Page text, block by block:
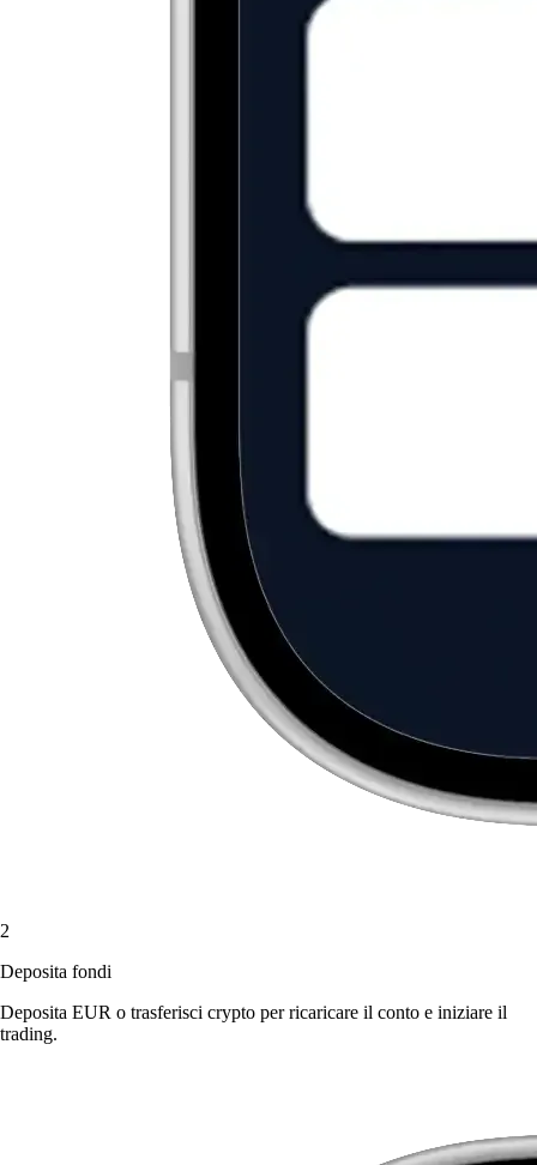
2
Deposita fondi
Deposita EUR o trasferisci crypto per ricaricare il conto e iniziare il
trading.